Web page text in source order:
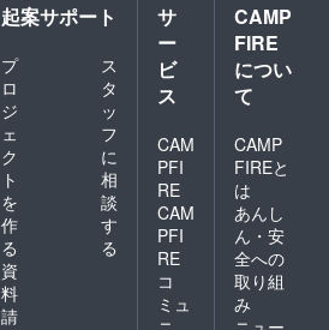
起案サポート
プ
ロ
ジ
ェ
ク
ト
を
作
る
ス
タ
ッ
フ
に
相
談
す
る
資
料
請
サ
ー
ビ
ス
CAM
PFI
RE
CAM
PFI
RE
コ
ミュ
CAMP
FIRE
につい
て
CAMP
FIREと
は
あんし
ん・安
全への
取り組
み